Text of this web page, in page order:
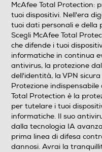
panorama delle
evoluzione. Include il
protezione dalle
VPN sicura e il
indispensabile contro
Protection è la
tutelare i tuoi
informatiche. Il suo
dalla tecnologia IA
tua prima linea di
software dannosi.
McAfee Total
costantemente le
anticipare le minacce
McAfee Total Protection:
tuoi dispositivi. Nell'era
tuoi dati personali e della
Scegli McAfee Total
che difende i tuoi
informatiche in continua
antivirus, la protezione
dell'identità, la VPN
Protezione
Total Protection è la
per tutelare i tuoi
informatiche. Il suo
dalla tecnologia IA
prima linea di difesa
dannosi. Avrai la